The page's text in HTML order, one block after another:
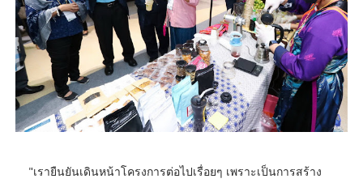
"เรายืนยันเดินหน้าโครงการต่อไปเรื่อยๆ เพราะเป็นการสร้าง